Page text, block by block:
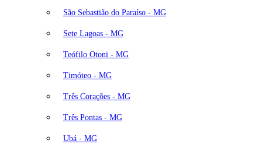
São Sebastião do Paraíso - MG
Sete Lagoas - MG
Teófilo Otoni - MG
Timóteo - MG
Três Corações - MG
Três Pontas - MG
Ubá - MG